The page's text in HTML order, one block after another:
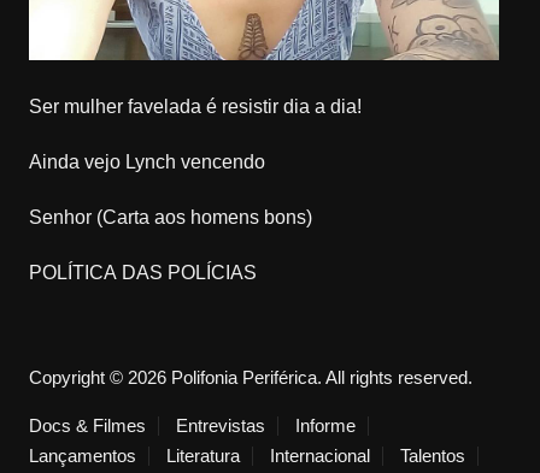
Ser mulher favelada é resistir dia a dia!
Ainda vejo Lynch vencendo
Senhor (Carta aos homens bons)
POLÍTICA DAS POLÍCIAS
Copyright © 2026 Polifonia Periférica. All rights reserved.
Docs & Filmes Entrevistas
Informe
Lançamentos
Literatura Internacional Talentos